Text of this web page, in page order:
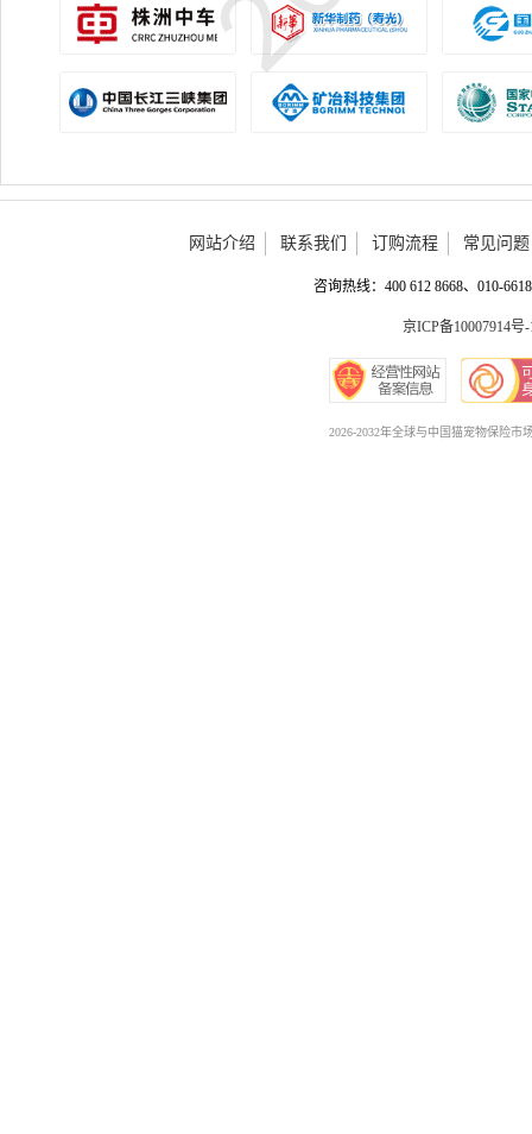
网站介绍 联系我们 订购流程 常见问题
咨询热线：400 612 8668、010-
京ICP备10007914号-
2026-2032年全球与中国猫宠物保险市